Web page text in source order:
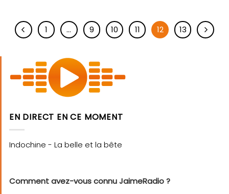
1 … 9 10 11 12 13
EN DIRECT EN CE MOMENT
Comment avez-vous connu JaimeRadio ?